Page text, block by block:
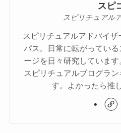
スピ
スピリチュアル
スピリチュアルアドバイ
パス。日常に転がってい
ージを日々研究しています
スピリチュアルブログラ
す。よかったら推